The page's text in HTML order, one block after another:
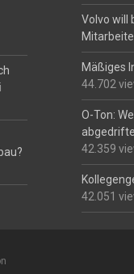
Volvo will
Mäßiges
44.702
O-Ton:
42.359
42.051